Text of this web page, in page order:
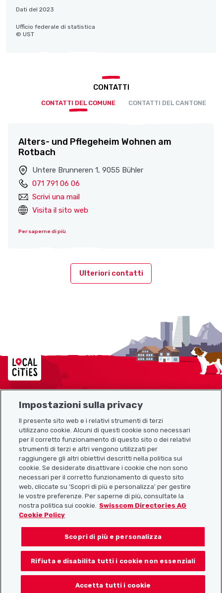
Dati del 2023
Ufficio federale di statistica
© UST
CONTATTI
CONTATTI DEL COMUNE CONTATTI DEL CANTONE
Alters- und Pflegeheim Wohnen am
Rotbach
Untere Brunneren 1, 9055 Bühler
071 791 06 06
Scrivi una mail
Visita il sito web
Per saperne di più
Ulteriori contatti
Localcities
Link utili
Scarica l’app Localcities
Seguiteci su:
Impostazioni sulla privacy
Il presente sito web e i relativi strumenti di terzi
utilizzano cookie. Alcuni di questi cookie sono necessari
per il corretto funzionamento di questo sito o dei relativi
strumenti di terzi e altri vengono utilizzati per
raggiungere gli altri obiettivi descritti nella politica sui
cookie. Se desiderate disattivare i cookie che non sono
necessari per il corretto funzionamento di questo sito
web, cliccate su 'Scopri di più e personalizza' per gestire
le vostre preferenze. Per saperne di più, consultate la
nostra politica sui cookie.
Swisscom Directories AG
Cookie Policy
Scopri di più e personalizza
Rifiuta e disabilita tutti i cookie non essenziali
Accetta tutti i cookie